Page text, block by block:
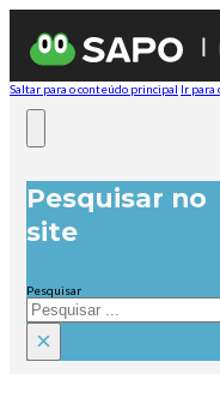
Saltar para o conteúdo principal Ir para
Pesquisar no
site
Pesquisar
×